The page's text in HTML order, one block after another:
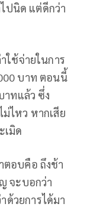
ปนิด แต่ดีกว่า
ใช้จ่ายในการ
บาท ตอนนี้
าทแล้ว ซึ่ง
ไหว หากเสีย
เมิด
ตอบคือ ถึงช้า
จะบอกว่า
วยการได้มา